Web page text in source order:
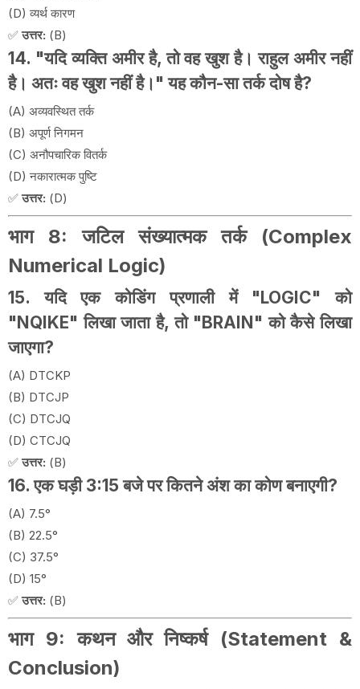
(D) व्यर्थ कारण
✅उत्तर: (B)
14. "यदि व्यक्ति अमीर है, तो वह खुश है। राहुल अमीर नहीं
है। अतः वह खुश नहीं है।" यह कौन-सा तर्क दोष है?
(A) अव्यवस्थित तर्क
(B) अपूर्ण निगमन
(C) अनौपचारिक वितर्क
(D) नकारात्मक पुष्टि
✅उत्तर: (D)
भाग 8: जटिल संख्यात्मक तर्क (Complex
Numerical Logic)
15. यदि एक कोडिंग प्रणाली में "LOGIC" को
"NQIKE" लिखा जाता है, तो "BRAIN" को कैसे लिखा
जाएगा?
(A) DTCKP
(B) DTCJP
(C) DTCJQ
(D) CTCJQ
✅उत्तर: (B)
16. एक घड़ी 3:15 बजे पर कितने अंश का कोण बनाएगी?
(A) 7.5°
(B) 22.5°
(C) 37.5°
(D) 15°
✅उत्तर: (B)
भाग 9: कथन और निष्कर्ष (Statement &
Conclusion)